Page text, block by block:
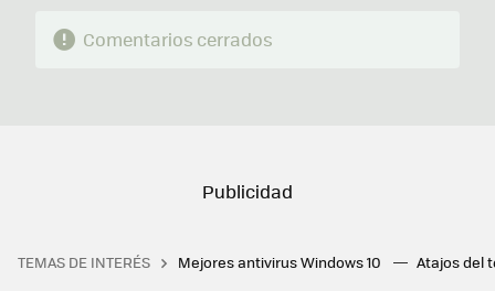
Comentarios cerrados
TEMAS DE INTERÉS Mejores antivirus Windows 10 Atajos del